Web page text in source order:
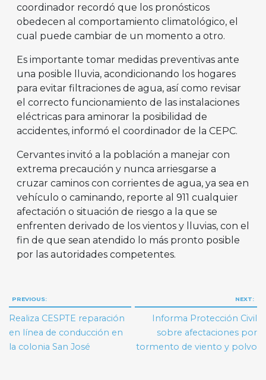
coordinador recordó que los pronósticos
obedecen al comportamiento climatológico, el
cual puede cambiar de un momento a otro.
Es importante tomar medidas preventivas ante
una posible lluvia, acondicionando los hogares
para evitar filtraciones de agua, así como revisar
el correcto funcionamiento de las instalaciones
eléctricas para aminorar la posibilidad de
accidentes, informó el coordinador de la CEPC.
Cervantes invitó a la población a manejar con
extrema precaución y nunca arriesgarse a
cruzar caminos con corrientes de agua, ya sea en
vehículo o caminando, reporte al 911 cualquier
afectación o situación de riesgo a la que se
enfrenten derivado de los vientos y lluvias, con el
fin de que sean atendido lo más pronto posible
por las autoridades competentes.
Navegación
de
entradas
PREVIOUS:
Realiza CESPTE reparación
en línea de conducción en
la colonia San José
NEXT:
Informa Protección Civil
sobre afectaciones por
tormento de viento y polvo